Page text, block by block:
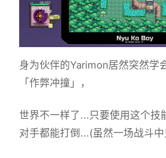
身为伙伴的Yarimon居然突然学
「作弊冲撞」，
世界不一样了...只要使用这个技
对手都能打倒...(虽然一场战斗